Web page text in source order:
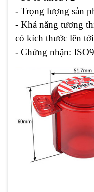
- Trọng lượng sản
- Khả năng tương
có kích thước lên
- Chứng nhận: